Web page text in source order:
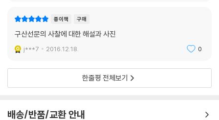
는 것은 잘 이해가 되지 않는다. 이것은 내가 서 있는 모든 공간이 결국 깨
달음의 세계란 선의 정신을 담고 있는 것이다. --- p.79
르던 수많은 사람들을 김제 벽골제로 강제 이주시킨다. 신라에 반감을 가
지고 있던 장보고 세력에 대해 부담을 느낀 것이다. 왕실이 혜철과 태안사
제를 세운 곳이다. 또한 태안사는 고려를 세운 왕건의 정신적 지주였던 도
습을 찾을 것을 강력히 주창했다.
또 하나의 한국사, 과거를 뛰어넘다
- 잘 알려져 있지만 잘 몰랐던 역사, 구산선문
우리가 잘 아는 역사는 국가와 왕, 귀족을 중심으로 한 권력 쟁탈의 역사와
다르지 않다. 하지만 이것이 한국사의 전부는 아닐 터, 역사라는 직조물의
국가 지정 문화재 중 불교 문화재가 차지하는 비율은 매우 높은 편이다. 이
종이책 구매
구산선문의 사찰에 대한 해설과 사진
j***7 2016.12.18. 0
한줄평 전체보기
배송/반품/교환 안내